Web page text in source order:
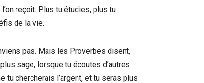
reçoit. Plus tu étudies, plus tu
de la vie.
pas. Mais les Proverbes disent,
sage, lorsque tu écoutes d’autres
tu chercherais l’argent, et tu seras plus